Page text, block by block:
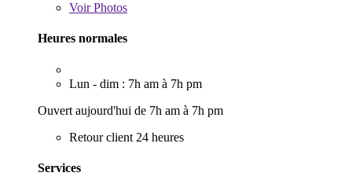
VoirPhotos
Heures normales
Lun - dim : 7h am à 7h pm
Ouvert aujourd'hui de 7h am à 7h pm
Retour client 24 heures
Services